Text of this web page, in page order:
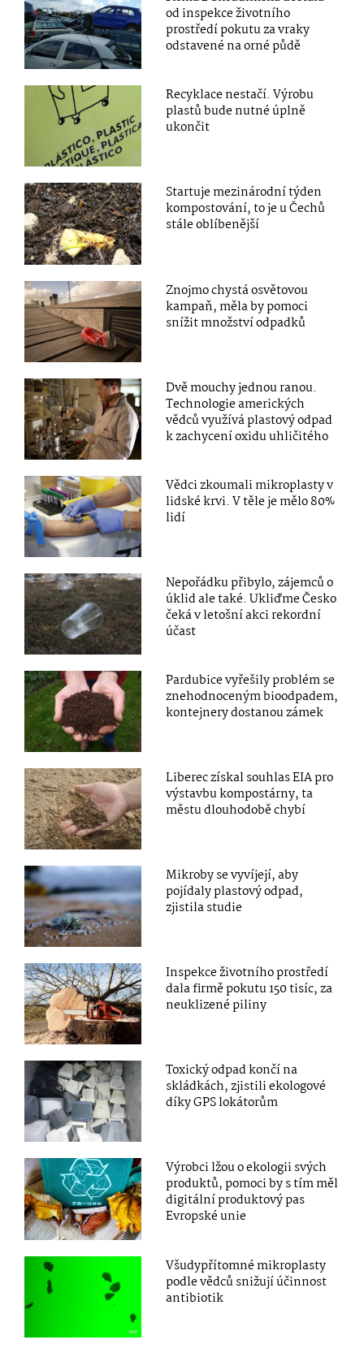
od inspekce životního
prostředí pokutu za vraky
odstavené na orné půdě
Recyklace nestačí. Výrobu
plastů bude nutné úplně
ukončit
Startuje mezinárodní týden
kompostování, to je u Čechů
stále oblíbenější
Znojmo chystá osvětovou
kampaň, měla by pomoci
snížit množství odpadků
Dvě mouchy jednou ranou.
Technologie amerických
vědců využívá plastový odpad
k zachycení oxidu uhličitého
Vědci zkoumali mikroplasty v
lidské krvi. V těle je mělo 80%
lidí
Nepořádku přibylo, zájemců o
úklid ale také. Ukliďme Česko
čeká v letošní akci rekordní
účast
Pardubice vyřešily problém se
znehodnoceným bioodpadem,
kontejnery dostanou zámek
Liberec získal souhlas EIA pro
výstavbu kompostárny, ta
městu dlouhodobě chybí
Mikroby se vyvíjejí, aby
pojídaly plastový odpad,
zjistila studie
Inspekce životního prostředí
dala firmě pokutu 150 tisíc, za
neuklizené piliny
Toxický odpad končí na
skládkách, zjistili ekologové
díky GPS lokátorům
Výrobci lžou o ekologii svých
produktů, pomoci by s tím měl
digitální produktový pas
Evropské unie
Všudypřítomné mikroplasty
podle vědců snižují účinnost
antibiotik